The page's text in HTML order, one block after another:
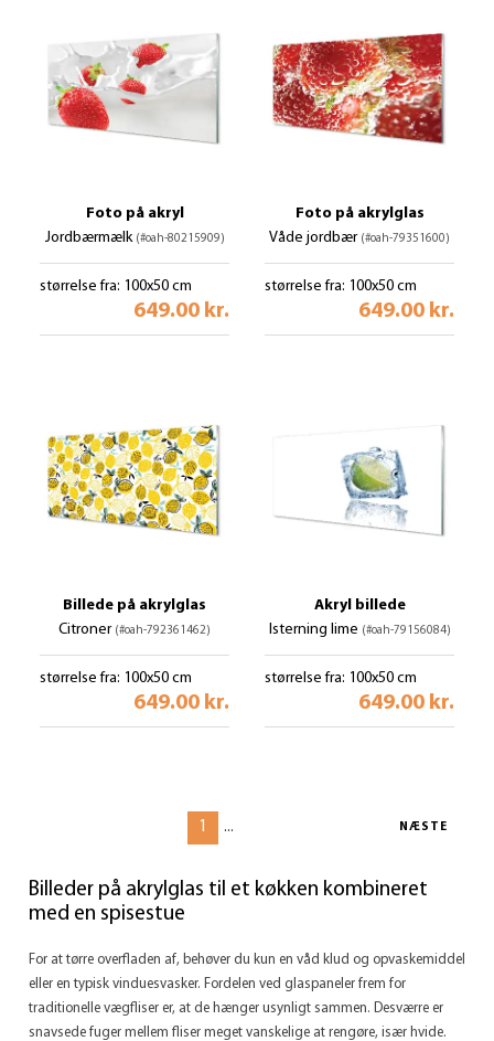
Foto på akryl
Jordbærmælk (#oah-80215909)
størrelse fra: 100x50 cm
649.00 kr.
Foto på akrylglas
Våde jordbær (#oah-79351600)
størrelse fra: 100x50 cm
649.00 kr.
Billede på akrylglas
Citroner (#oah-792361462)
størrelse fra: 100x50 cm
649.00 kr.
Akryl billede
Isterning lime (#oah-79156084)
størrelse fra: 100x50 cm
649.00 kr.
1 ... NÆSTE
Billeder på akrylglas til et køkken kombineret
med en spisestue
For at tørre overfladen af, behøver du kun en våd klud og opvaskemiddel
eller en typisk vinduesvasker. Fordelen ved glaspaneler frem for
traditionelle vægfliser er, at de hænger usynligt sammen. Desværre er
snavsede fuger mellem fliser meget vanskelige at rengøre, især hvide.